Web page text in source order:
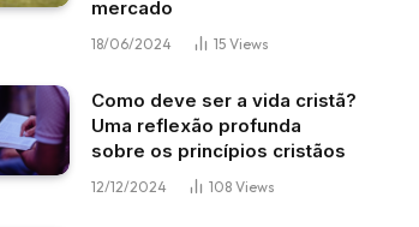
mercado
18/06/2024 15 Views
Como deve ser a vida cristã?
Uma reflexão profunda
sobre os princípios cristãos
12/12/2024 108 Views